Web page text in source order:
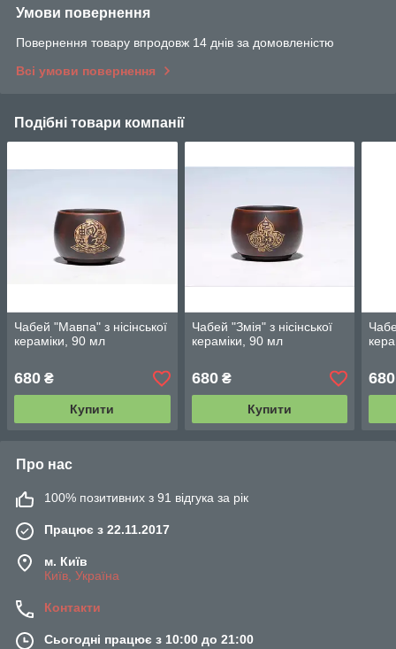
Умови повернення
Повернення товару впродовж 14 днів за домовленістю
Всі умови повернення
Подібні товари компанії
Чабей "Мавпа" з нісінської
кераміки, 90 мл
680 ₴
Купити
Чабей "Змія" з нісінської
кераміки, 90 мл
680₴
Купити
680
Про нас
100% позитивних з 91 відгука за рік
Працює з 22.11.2017
м. Київ
Київ, Україна
Контакти
Сьогодні працює з 10:00 до 21:00